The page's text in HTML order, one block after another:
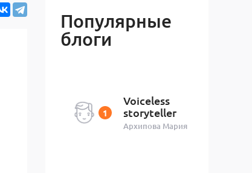
Популярные
блоги
Voiceless
storyteller
Архипова Мария